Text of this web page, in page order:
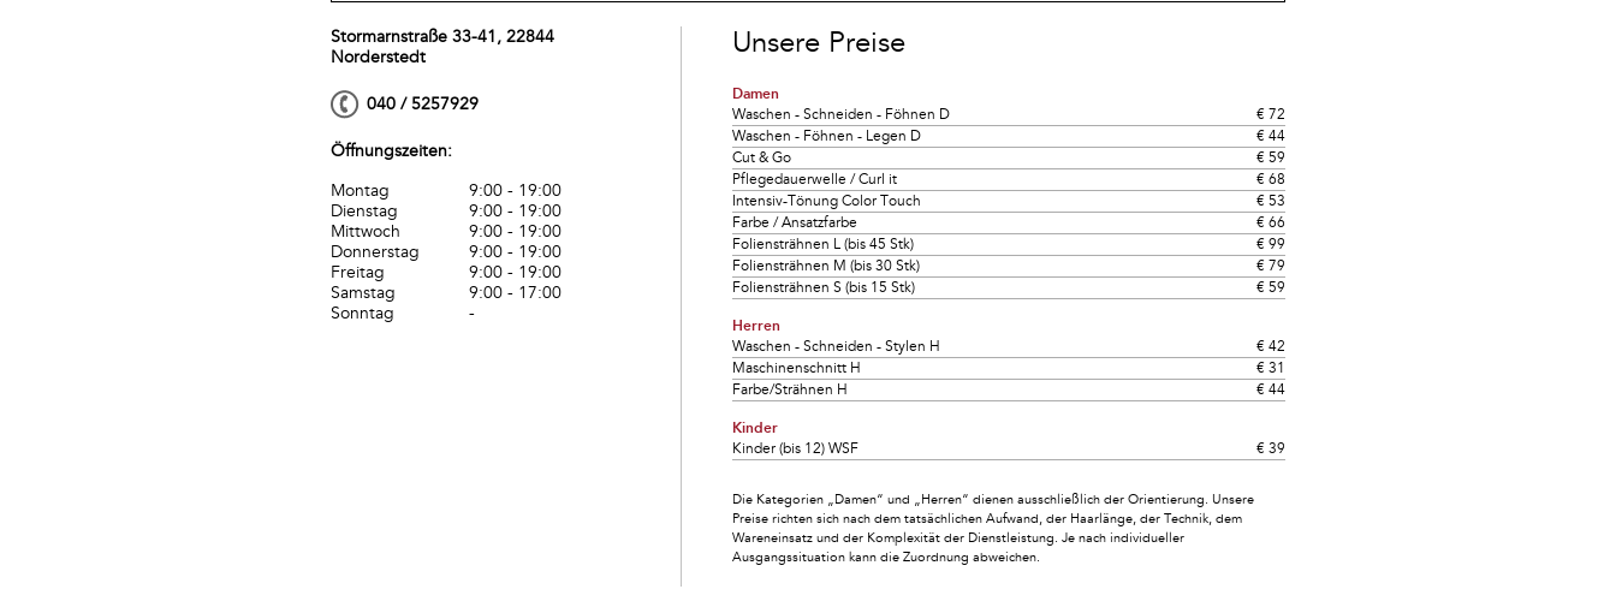
Stormarnstraße 33-41, 22844
Norderstedt
040 / 5257929
Öffnungszeiten:
Montag
9:00 - 19:00
Dienstag
9:00 - 19:00
Mittwoch
9:00 - 19:00
Donnerstag
9:00 - 19:00
Freitag
9:00 - 19:00
Samstag
9:00 - 17:00
Sonntag
-
Unsere Preise
Damen
Waschen - Schneiden - Föhnen D
€ 72
Waschen - Föhnen - Legen D
€ 44
Cut & Go
€ 59
Pflegedauerwelle / Curl it
€ 68
Intensiv-Tönung Color Touch
€ 53
Farbe / Ansatzfarbe
€ 66
Foliensträhnen L (bis 45 Stk)
€ 99
Foliensträhnen M (bis 30 Stk)
€ 79
Foliensträhnen S (bis 15 Stk)
€ 59
Herren
Waschen - Schneiden - Stylen H
€ 42
Maschinenschnitt H
€ 31
Farbe/Strähnen H
€ 44
Kinder
Kinder (bis 12) WSF € 39
Die Kategorien „Damen“ und „Herren“ dienen ausschließlich der Orientierung. Unsere
Preise richten sich nach dem tatsächlichen Aufwand, der Haarlänge, der Technik, dem
Wareneinsatz und der Komplexität der Dienstleistung. Je nach individueller
Ausgangssituation kann die Zuordnung abweichen.